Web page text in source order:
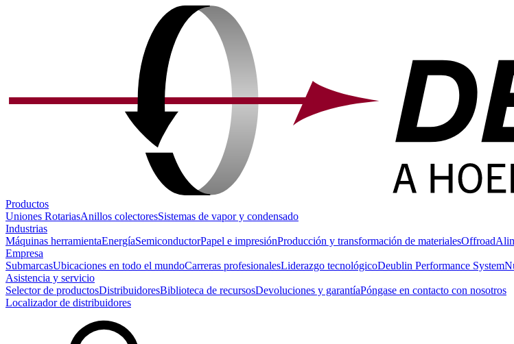
Productos
Uniones RotariasAnillos colectoresSistemas de vapor y condensado
Industrias
Máquinas herramientaEnergíaSemiconductorPapel e impresiónProducción y transformación de materialesOffroad
Empresa
SubmarcasUbicaciones en todo el mundoCarreras profesionalesLiderazgo tecnológicoDeublin Performance System
Asistencia y servicio
Selector de productosDistribuidoresBiblioteca de recursosDevoluciones y garantíaPóngase en contacto con nosotros
Localizador de distribuidores